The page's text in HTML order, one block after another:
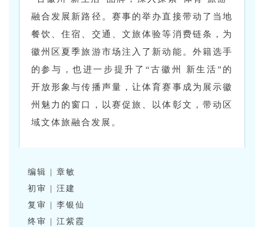
融合发展新路径。赛事的举办直接带动了当地
餐饮、住宿、交通、文旅体验等消费链条，为
徽州区夏季旅游市场注入了新动能。外籍选手
的参与，也进一步提升了“古徽州 新生活”的
开放形象与传播声量，让体育赛事成为展示徽
州魅力的窗口，以赛促旅、以体彰文，带动区
域文体旅融合发展。
编辑 | 章敏
初审 | 汪建
复审 | 李银仙
终审 | 江紫霞